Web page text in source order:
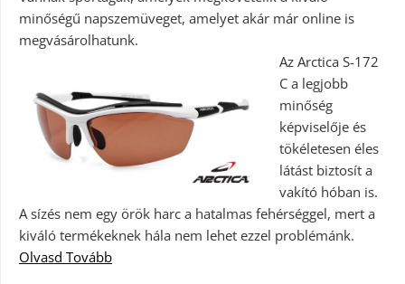
minőségű napszemüveget, amelyet akár már online is
megvásárolhatunk.
Az Arctica S-172
C a legjobb
minőség
képviselője és
tökéletesen éles
látást biztosít a
vakító hóban is.
A sízés nem egy örök harc a hatalmas fehérséggel, mert a
kiváló termékeknek hála nem lehet ezzel problémánk.
Olvasd Tovább